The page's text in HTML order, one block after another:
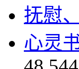
抚慰
心灵